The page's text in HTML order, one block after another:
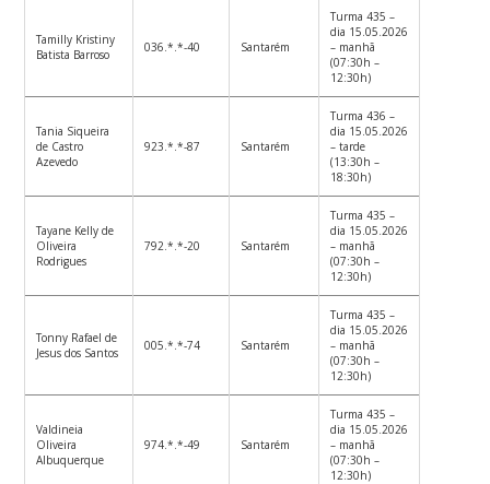
Tamilly Kristiny
Batista Barroso
036.*.*-40 Santarém
Turma 435 –
dia 15.05.2026
– manhã
(07:30h –
12:30h)
Tania Siqueira
de Castro
Azevedo
923.*.*-87 Santarém
Turma 436 –
dia 15.05.2026
– tarde
(13:30h –
18:30h)
Tayane Kelly de
Oliveira
Rodrigues
792.*.*-20 Santarém
Turma 435 –
dia 15.05.2026
– manhã
(07:30h –
12:30h)
Tonny Rafael de
Jesus dos Santos
005.*.*-74 Santarém
Turma 435 –
dia 15.05.2026
– manhã
(07:30h –
12:30h)
Valdineia
Oliveira
Albuquerque
974.*.*-49 Santarém
Turma 435 –
dia 15.05.2026
– manhã
(07:30h –
12:30h)